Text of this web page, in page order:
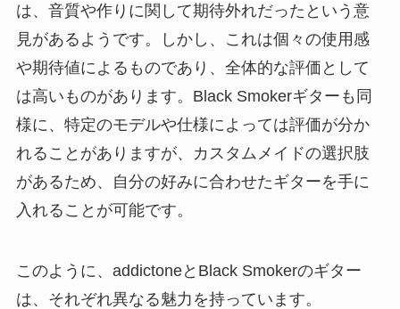
は、音質や作りに関して期待外れだったという意
見があるようです。しかし、これは個々の使用感
や期待値によるものであり、全体的な評価として
は高いものがあります。Black Smokerギターも同
様に、特定のモデルや仕様によっては評価が分か
れることがありますが、カスタムメイドの選択肢
があるため、自分の好みに合わせたギターを手に
入れることが可能です。
このように、addictoneとBlack Smokerのギター
は、それぞれ異なる魅力を持っています。